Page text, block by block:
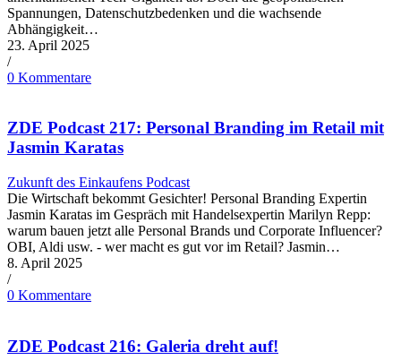
Spannungen, Datenschutzbedenken und die wachsende
Abhängigkeit…
23. April 2025
/
0 Kommentare
ZDE Podcast 217: Personal Branding im Retail mit
Jasmin Karatas
Zukunft des Einkaufens Podcast
Die Wirtschaft bekommt Gesichter! Personal Branding Expertin
Jasmin Karatas im Gespräch mit Handelsexpertin Marilyn Repp:
warum bauen jetzt alle Personal Brands und Corporate Influencer?
OBI, Aldi usw. - wer macht es gut vor im Retail? Jasmin…
8. April 2025
/
0 Kommentare
ZDE Podcast 216: Galeria dreht auf!